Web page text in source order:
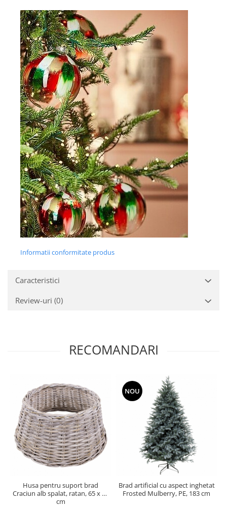
Informatii conformitate produs
Caracteristici
Review-uri (0)
RECOMANDARI
Husa pentru suport brad
Craciun alb spalat, ratan, 65 x 26
cm
NOU
Brad artificial cu aspect inghetat
Frosted Mulberry, PE, 183 cm